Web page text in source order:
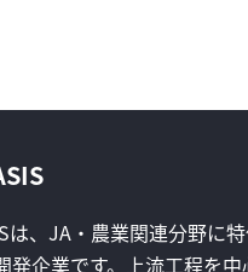
は、JA・農業関連分野に
発企業です。上流工程を中